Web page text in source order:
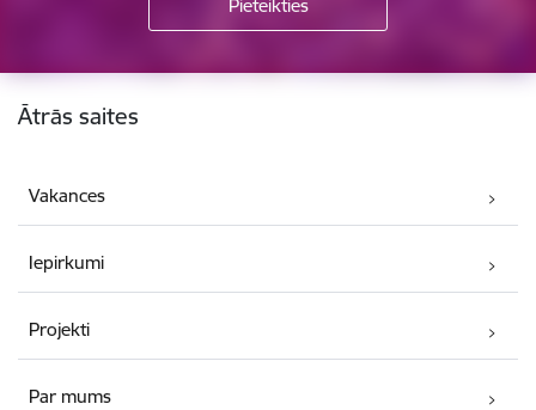
Kājene
Ātrās saites
Vakances
Iepirkumi
Projekti
Par mums